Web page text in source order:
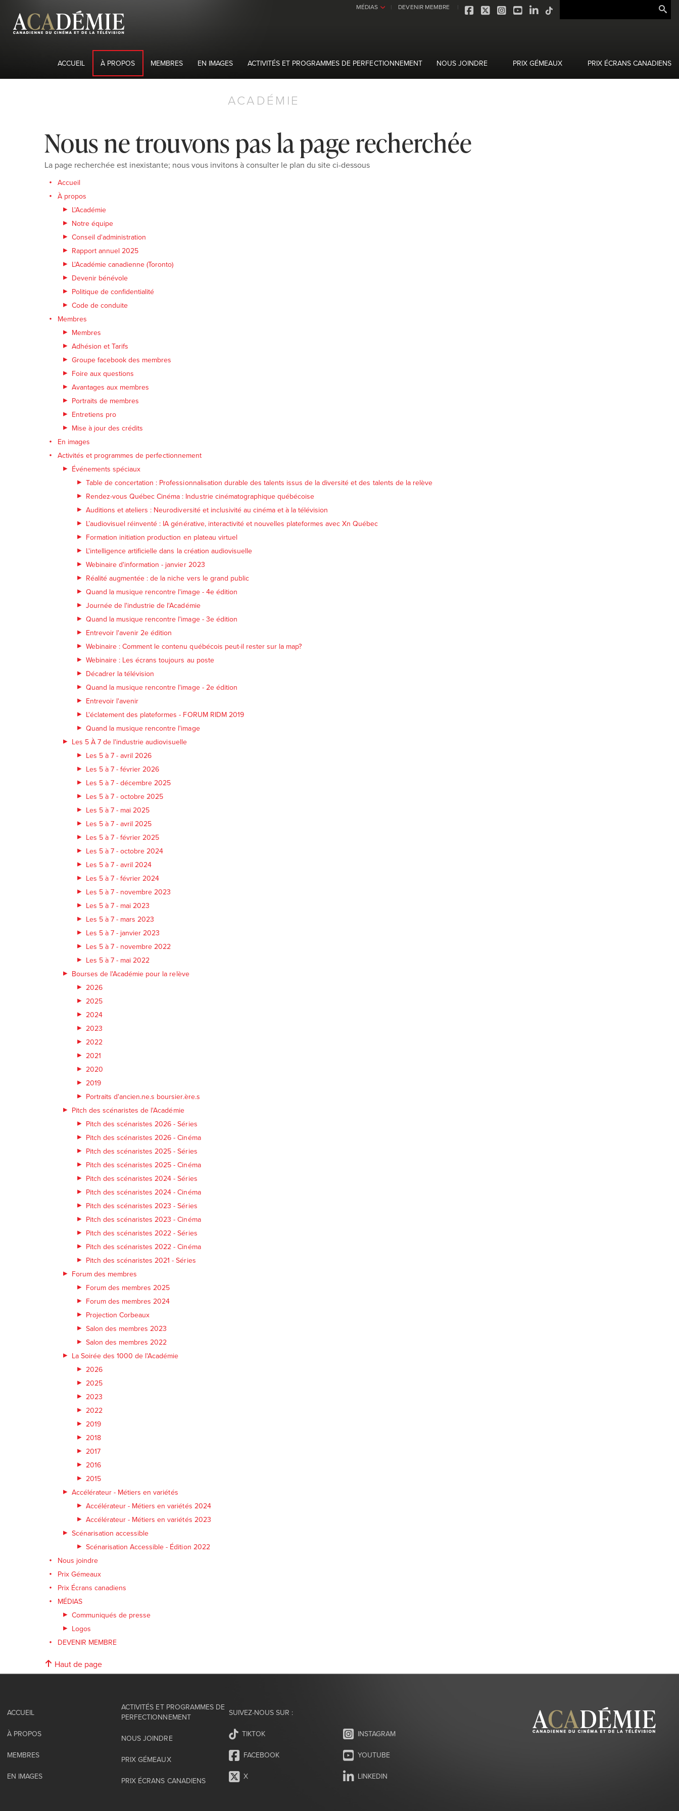
ACCUEIL À PROPOS MEMBRES EN IMAGES ACTIVITÉS ET PROGRAMMES DE PERFECTIONNEMENT NOUS JOINDRE PRIX GÉMEAUX PRIX ÉCRANS CANADIENS
MÉDIAS› DEVENIR MEMBRE
ACADÉMIE
Nous ne trouvons pas la page recherchée
La page recherchée est inexistante; nous vous invitons à consulter le plan du site ci-dessous
Accueil
À propos
L'Académie
Notre équipe
Conseil d'administration
Rapport annuel 2025
L'Académie canadienne (Toronto)
Devenir bénévole
Politique de confidentialité
Code de conduite
Membres
Membres
Adhésion et Tarifs
Groupe facebook des membres
Foire aux questions
Avantages aux membres
Portraits de membres
Entretiens pro
Mise à jour des crédits
En images
Activités et programmes de perfectionnement
Événements spéciaux
Table de concertation : Professionnalisation durable des talents issus de la diversité et des talents de la relève
Rendez-vous Québec Cinéma : Industrie cinématographique québécoise
Auditions et ateliers : Neurodiversité et inclusivité au cinéma et à la télévision
L’audiovisuel réinventé : IA générative, interactivité et nouvelles plateformes avec Xn Québec
Formation initiation production en plateau virtuel
L'intelligence artificielle dans la création audiovisuelle
Webinaire d'information - janvier 2023
Réalité augmentée : de la niche vers le grand public
Quand la musique rencontre l'image - 4e édition
Journée de l'industrie de l'Académie
Quand la musique rencontre l'image - 3e édition
Entrevoir l'avenir 2e édition
Webinaire : Comment le contenu québécois peut-il rester sur la map?
Webinaire : Les écrans toujours au poste
Décadrer la télévision
Quand la musique rencontre l'image - 2e édition
Entrevoir l'avenir
L'éclatement des plateformes - FORUM RIDM 2019
Quand la musique rencontre l'image
Les 5 À 7 de l'industrie audiovisuelle
Les 5 à 7 - avril 2026
Les 5 à 7 - février 2026
Les 5 à 7 - décembre 2025
Les 5 à 7 - octobre 2025
Les 5 à 7 - mai 2025
Les 5 à 7 - avril 2025
Les 5 à 7 - février 2025
Les 5 à 7 - octobre 2024
Les 5 à 7 - avril 2024
Les 5 à 7 - février 2024
Les 5 à 7 - novembre 2023
Les 5 à 7 - mai 2023
Les 5 à 7 - mars 2023
Les 5 à 7 - janvier 2023
Les 5 à 7 - novembre 2022
Les 5 à 7 - mai 2022
Bourses de l'Académie pour la relève
2026
2025
2024
2023
2022
2021
2020
2019
Portraits d'ancien.ne.s boursier.ère.s
Pitch des scénaristes de l'Académie
Pitch des scénaristes 2026 - Séries
Pitch des scénaristes 2026 - Cinéma
Pitch des scénaristes 2025 - Séries
Pitch des scénaristes 2025 - Cinéma
Pitch des scénaristes 2024 - Séries
Pitch des scénaristes 2024 - Cinéma
Pitch des scénaristes 2023 - Séries
Pitch des scénaristes 2023 - Cinéma
Pitch des scénaristes 2022 - Séries
Pitch des scénaristes 2022 - Cinéma
Pitch des scénaristes 2021 - Séries
Forum des membres
Forum des membres 2025
Forum des membres 2024
Projection Corbeaux
Salon des membres 2023
Salon des membres 2022
La Soirée des 1000 de l'Académie
2026
2025
2023
2022
2019
2018
2017
2016
2015
Accélérateur - Métiers en variétés
Accélérateur - Métiers en variétés 2024
Accélérateur - Métiers en variétés 2023
Scénarisation accessible
Scénarisation Accessible - Édition 2022
Nous joindre
Prix Gémeaux
Prix Écrans canadiens
MÉDIAS
Communiqués de presse
Logos
DEVENIR MEMBRE
Haut de page
ACCUEIL
À PROPOS
MEMBRES
EN IMAGES
ACTIVITÉS ET PROGRAMMES DE
PERFECTIONNEMENT
NOUS JOINDRE
PRIX GÉMEAUX
PRIX ÉCRANS CANADIENS
SUIVEZ-NOUS SUR :
TIKTOK
FACEBOOK
X
INSTAGRAM
YOUTUBE
LINKEDIN